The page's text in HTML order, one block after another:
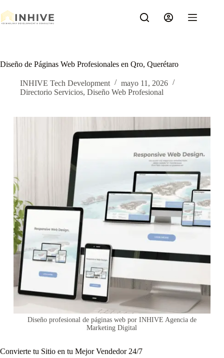
al
contenido
Diseño de Páginas Web Profesionales en Qro, Querétaro
INHIVE Tech Development
mayo 11, 2026
Directorio Servicios, Diseño Web Profesional
Diseño profesional de páginas web por INHIVE Agencia de
Marketing Digital
Convierte tu Sitio en tu Mejor Vendedor 24/7